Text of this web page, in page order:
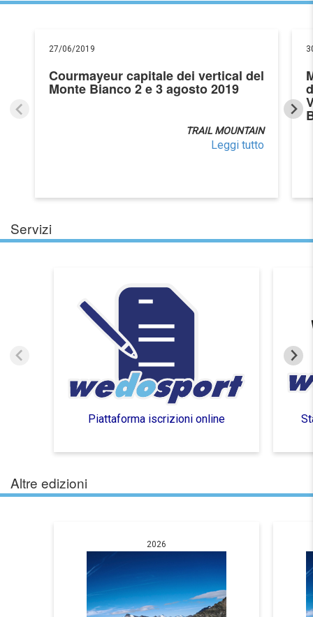
27/06/2019
Courmayeur capitale dei vertical del
Monte Bianco 2 e 3 agosto 2019
TRAIL MOUNTAIN
Leggi tutto
Servizi
Piattaforma iscrizioni online
Altre edizioni
2026